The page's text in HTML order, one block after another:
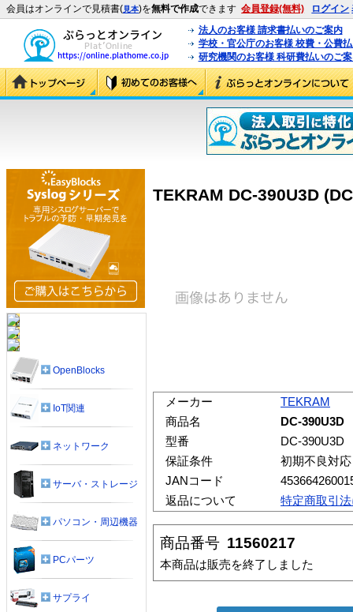
会員はオンラインで見積書(見本)を無料で作成できます 会員登録(無料) ログイン
法人のお客様 請求書払いのご案内
学校・官公庁のお客様 校費・公費
研究機関のお客様 科研費払いのご
TEKRAM DC-390U3D
メーカー
TEKRAM
商品名
DC-390U3D
型番
DC-390U3D
保証条件
初期不良対
JANコード
返品について
特定商取引
商品番号 11560217
本商品は販売を終了しました
OpenBlocks
IoT関連
ネットワーク
サーバ・ストレージ
パソコン・周辺機器
PCパーツ
サプライ